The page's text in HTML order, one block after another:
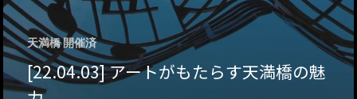
天満橋 開催済
[22.04.03] アートがもたらす天満橋の魅
医療／健康／福祉
食
F: